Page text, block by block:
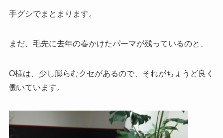
手グシでまとまります。
まだ、毛先に去年の春かけたパーマが残っているのと、
O様は、少し膨らむクセがあるので、それがちょうど良く
働いています。